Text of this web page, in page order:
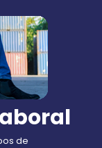
de